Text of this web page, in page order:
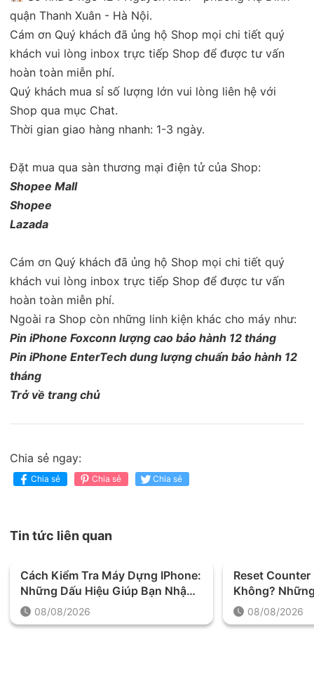
quận Thanh Xuân - Hà Nội.
Cám ơn Quý khách đã ủng hộ Shop mọi chi tiết quý
khách vui lòng inbox trực tiếp Shop để được tư vấn
hoàn toàn miễn phí.
Quý khách mua sỉ số lượng lớn vui lòng liên hệ với
Shop qua mục Chat.
Thời gian giao hàng nhanh: 1-3 ngày.
Đặt mua qua sàn thương mại điện tử của Shop:
Shopee Mall
Shopee
Lazada
Cám ơn Quý khách đã ủng hộ Shop mọi chi tiết quý
khách vui lòng inbox trực tiếp Shop để được tư vấn
hoàn toàn miễn phí.
Ngoài ra Shop còn những linh kiện khác cho máy như:
Pin iPhone Foxconn lượng cao bảo hành 12 tháng
Pin iPhone EnterTech dung lượng chuẩn bảo hành 12
tháng
Trở về trang chủ
Chia sẻ ngay:
Chia sẻ Chia sẻ Chia sẻ
Tin tức liên quan
Cách Kiểm Tra Máy Dựng IPhone:
Những Dấu Hiệu Giúp Bạn Nhận
Biết Chính Xác
08/08/2026
Reset
Không?
Trước Khi
08/08/2026